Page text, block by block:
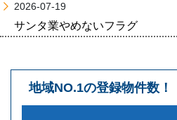
2026-07-19
サンタ業やめないフラグ
地域NO.1の登録物件数！